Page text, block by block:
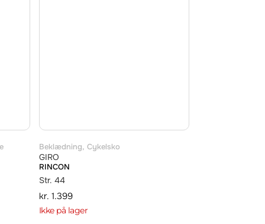
Beklædning, Cykelsko
GIRO
RINCON
Str. 44
kr. 1.399
Ikke på lager